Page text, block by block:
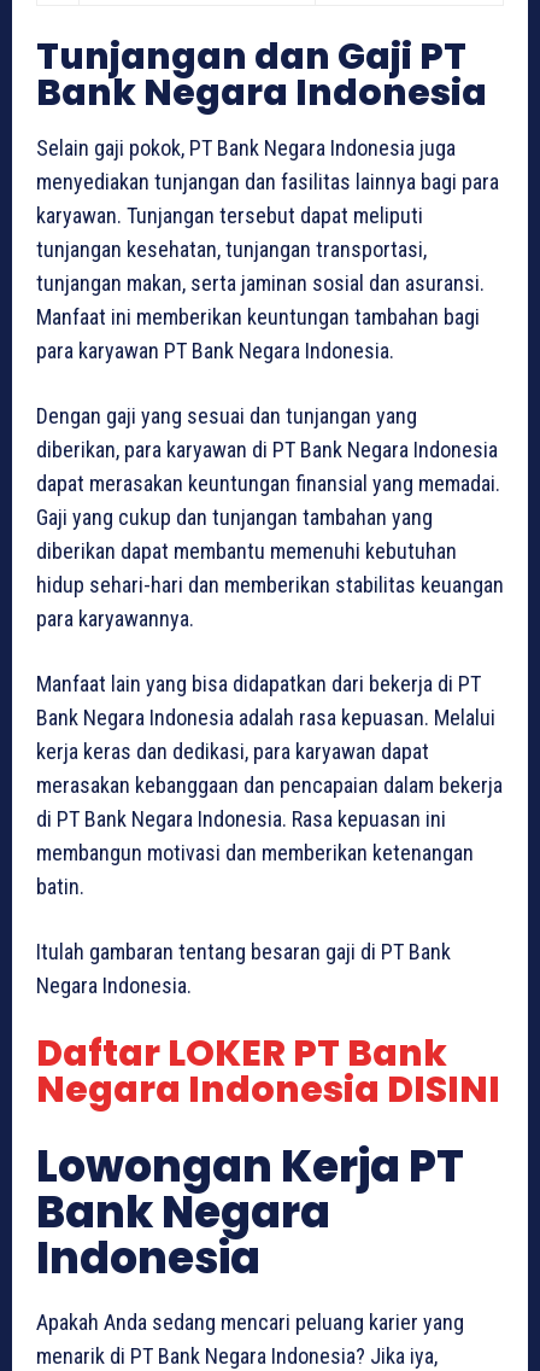
Tunjangan dan Gaji PT
Bank Negara Indonesia
Selain gaji pokok, PT Bank Negara Indonesia juga
menyediakan tunjangan dan fasilitas lainnya bagi para
karyawan. Tunjangan tersebut dapat meliputi
tunjangan kesehatan, tunjangan transportasi,
tunjangan makan, serta jaminan sosial dan asuransi.
Manfaat ini memberikan keuntungan tambahan bagi
para karyawan PT Bank Negara Indonesia.
Dengan gaji yang sesuai dan tunjangan yang
diberikan, para karyawan di PT Bank Negara Indonesia
dapat merasakan keuntungan finansial yang memadai.
Gaji yang cukup dan tunjangan tambahan yang
diberikan dapat membantu memenuhi kebutuhan
hidup sehari-hari dan memberikan stabilitas keuangan
para karyawannya.
Manfaat lain yang bisa didapatkan dari bekerja di PT
Bank Negara Indonesia adalah rasa kepuasan. Melalui
kerja keras dan dedikasi, para karyawan dapat
merasakan kebanggaan dan pencapaian dalam bekerja
di PT Bank Negara Indonesia. Rasa kepuasan ini
membangun motivasi dan memberikan ketenangan
batin.
Itulah gambaran tentang besaran gaji di PT Bank
Negara Indonesia.
Daftar LOKER PT Bank
Negara Indonesia DISINI
Lowongan Kerja PT
Bank Negara
Indonesia
Apakah Anda sedang mencari peluang karier yang
menarik di PT Bank Negara Indonesia? Jika iya,